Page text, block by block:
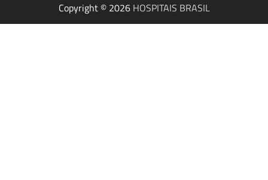
Copyright © 2026 HOSPITAIS BRASIL